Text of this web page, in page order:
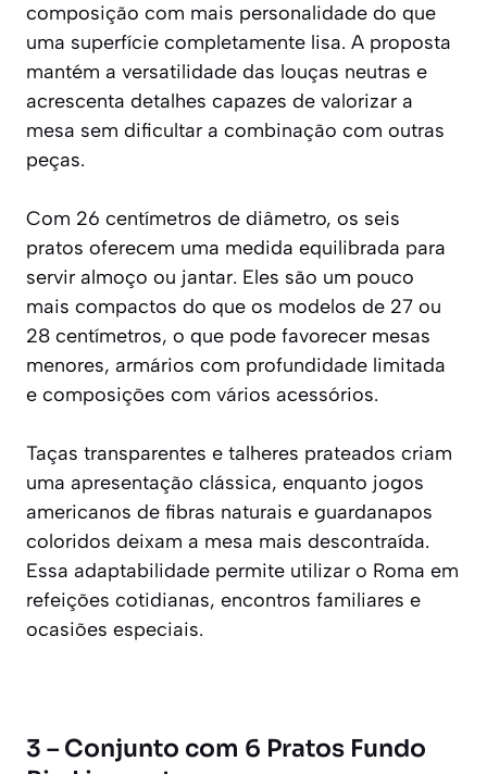
composição com mais personalidade do que
uma superfície completamente lisa. A proposta
mantém a versatilidade das louças neutras e
acrescenta detalhes capazes de valorizar a
mesa sem dificultar a combinação com outras
peças.
Com 26 centímetros de diâmetro, os seis
pratos oferecem uma medida equilibrada para
servir almoço ou jantar. Eles são um pouco
mais compactos do que os modelos de 27 ou
28 centímetros, o que pode favorecer mesas
menores, armários com profundidade limitada
e composições com vários acessórios.
Taças transparentes e talheres prateados criam
uma apresentação clássica, enquanto jogos
americanos de fibras naturais e guardanapos
coloridos deixam a mesa mais descontraída.
Essa adaptabilidade permite utilizar o Roma em
refeições cotidianas, encontros familiares e
ocasiões especiais.
3 – Conjunto com 6 Pratos Fundo